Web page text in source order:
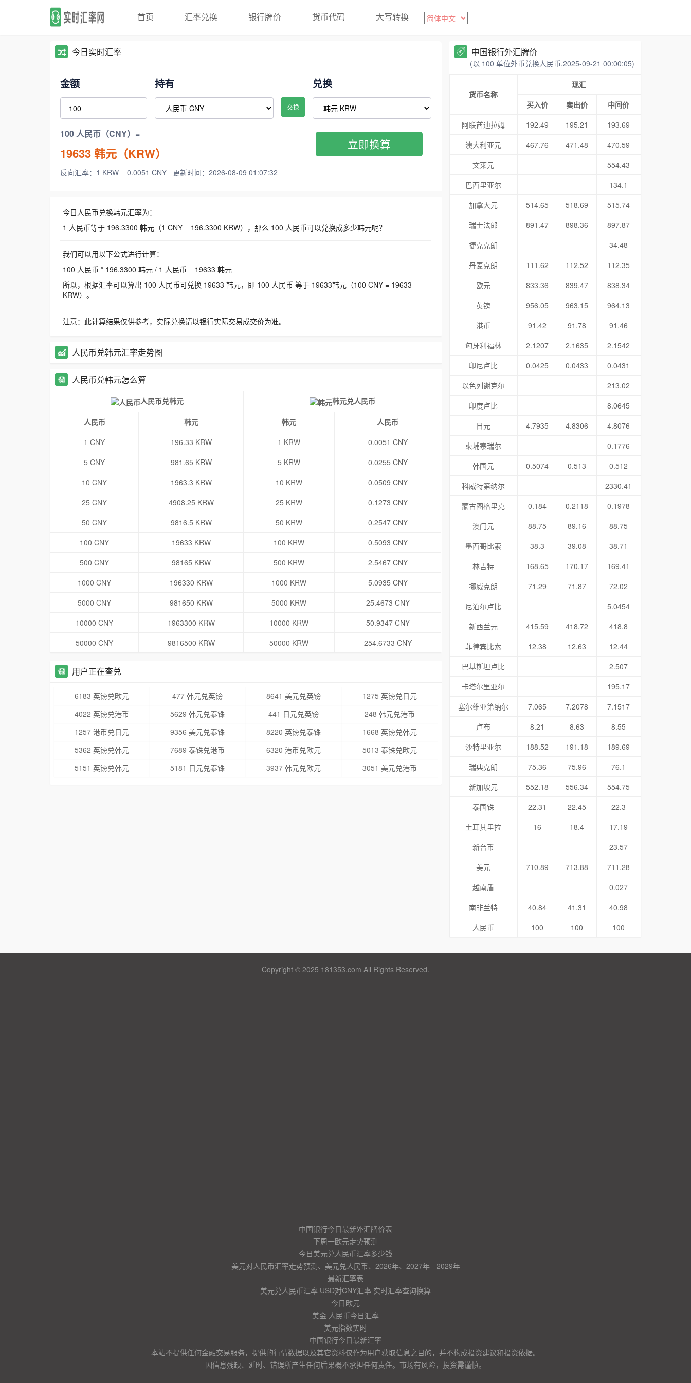
首页 汇率兑换 银行牌价 货币代码 大写转换
今日实时汇率
金额 持有
交换
兑换
100 人民币（CNY）=
19633韩元（KRW）
反向汇率：1 KRW = 0.0051 CNY 更新时间：2026-08-09 01:07:32
立即换算
今日人民币兑换韩元汇率为：
1 人民币等于 196.3300 韩元（1 CNY = 196.3300 KRW），那么 100 人民币可以兑换成多少韩元呢？
我们可以用以下公式进行计算：
100 人民币 * 196.3300 韩元 / 1 人民币 = 19633 韩元
所以，根据汇率可以算出 100 人民币可兑换 19633 韩元，即 100 人民币 等于 19633韩元（100 CNY = 19633
KRW）。
注意：此计算结果仅供参考，实际兑换请以银行实际交易成交价为准。
人民币兑韩元汇率走势图
人民币兑韩元怎么算
人民币兑韩元 韩元兑人民币
人民币 韩元 韩元
人民币
1 CNY
196.33 KRW 1 KRW
0.0051 CNY
5 CNY
981.65 KRW 5 KRW
0.0255 CNY
10 CNY
1963.3 KRW 10 KRW
0.0509 CNY
25 CNY
4908.25 KRW 25 KRW
0.1273 CNY
50 CNY
9816.5 KRW 50 KRW
0.2547 CNY
100 CNY
19633 KRW 100 KRW
0.5093 CNY
500 CNY
98165 KRW 500 KRW
2.5467 CNY
1000 CNY
196330 KRW 1000 KRW
5.0935 CNY
5000 CNY
981650 KRW 5000 KRW
25.4673 CNY
10000 CNY
1963300 KRW 10000 KRW
50.9347 CNY
50000 CNY
9816500 KRW 50000 KRW 254.6733 CNY
用户正在查兑
6183 英镑兑欧元 477 韩元兑英镑 8641 美元兑英镑
1275 英镑兑日元
4022 英镑兑港币
5629 韩元兑泰铢 441 日元兑英镑
248 韩元兑港币
1257 港币兑日元
9356 美元兑泰铢 8220 英镑兑泰铢
1668 英镑兑韩元
5362 英镑兑韩元
7689 泰铢兑港币 6320 港币兑欧元
5013 泰铢兑欧元
5151 英镑兑韩元
5181 日元兑泰铢 3937 韩元兑欧元 3051 美元兑港币
中国银行外汇牌价
(以 100 单位外币兑换人民币,2025-09-21 00:00:05)
货币名称
现汇
买入价
卖出价
中间价
阿联酋迪拉姆
192.49 195.21
193.69
澳大利亚元
467.76 471.48
470.59
文莱元
554.43
巴西里亚尔
134.1
加拿大元
514.65 518.69
515.74
瑞士法郎
891.47 898.36
897.87
捷克克朗
34.48
丹麦克朗
111.62 112.52
112.35
欧元
833.36 839.47
838.34
英镑
956.05 963.15
964.13
港币
91.42 91.78
91.46
匈牙利福林
2.1207 2.1635
2.1542
印尼卢比
0.0425 0.0433
0.0431
以色列谢克尔
213.02
印度卢比
8.0645
日元
4.7935 4.8306
4.8076
柬埔寨瑞尔
0.1776
韩国元
0.5074 0.513
0.512
科威特第纳尔
2330.41
蒙古图格里克
0.184 0.2118
0.1978
澳门元
88.75 89.16
88.75
墨西哥比索
38.3 39.08
38.71
林吉特
168.65 170.17
169.41
挪威克朗
71.29 71.87
72.02
尼泊尔卢比
5.0454
新西兰元
415.59 418.72
418.8
菲律宾比索
12.38 12.63
12.44
巴基斯坦卢比
2.507
卡塔尔里亚尔
195.17
塞尔维亚第纳尔
7.065 7.2078
7.1517
卢布
8.21 8.63
8.55
沙特里亚尔
188.52 191.18
189.69
瑞典克朗
75.36 75.96
76.1
新加坡元
552.18 556.34
554.75
泰国铢
22.31 22.45
22.3
土耳其里拉
16 18.4
17.19
新台币
23.57
美元
710.89 713.88
711.28
越南盾
0.027
南非兰特
40.84 41.31
40.98
人民币
100 100 100
Copyright © 2025 181353.com All Rights Reserved.
中国银行今日最新外汇牌价表
下周一欧元走势预测
今日美元兑人民币汇率多少钱
美元对人民币汇率走势预测、美元兑人民币、2026年、2027年 - 2029年
最新汇率表
美元兑人民币汇率 USD对CNY汇率 实时汇率查询换算
今日欧元
美金 人民币今日汇率
美元指数实时
中国银行今日最新汇率
本站不提供任何金融交易服务，提供的行情数据以及其它资料仅作为用户获取信息之目的，并不构成投资建议和投资依据。
因信息残缺、延时、错误所产生任何后果概不承担任何责任。市场有风险，投资需谨慎。